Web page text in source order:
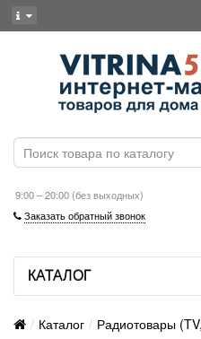
9:00 – 20:00 (без выходных)
Заказать обратный звонок
КАТАЛОГ
Каталог Радиотовары